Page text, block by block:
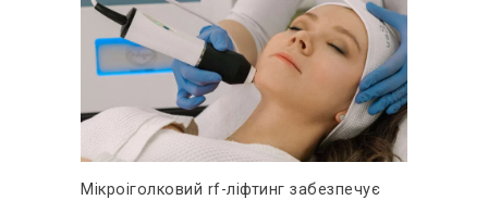
Мікроіголковий rf-ліфтинг забезпечує